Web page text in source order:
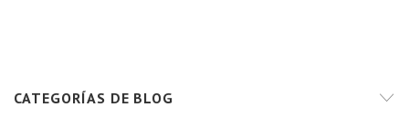
CATEGORÍAS DE BLOG